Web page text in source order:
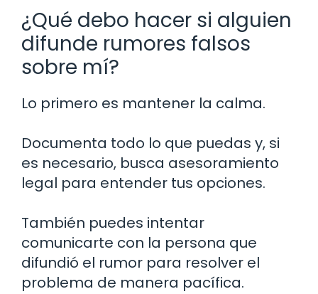
¿Qué debo hacer si alguien
difunde rumores falsos
sobre mí?
Lo primero es mantener la calma.
Documenta todo lo que puedas y, si
es necesario, busca asesoramiento
legal para entender tus opciones.
También puedes intentar
comunicarte con la persona que
difundió el rumor para resolver el
problema de manera pacífica.